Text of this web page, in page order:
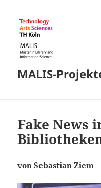
MALIS-
Fake News
von Sebastian Ziem